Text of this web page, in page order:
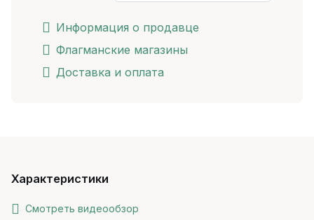
Информация о продавце
Флагманские магазины
Доставка и оплата
Характеристики
Смотреть видеообзор